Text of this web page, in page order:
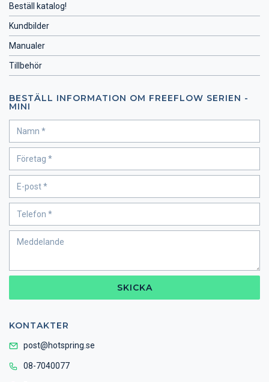
Beställ katalog!
Kundbilder
Manualer
Tillbehör
BESTÄLL INFORMATION OM FREEFLOW SERIEN -
MINI
SKICKA
KONTAKTER
post@hotspring.se
08-7040077